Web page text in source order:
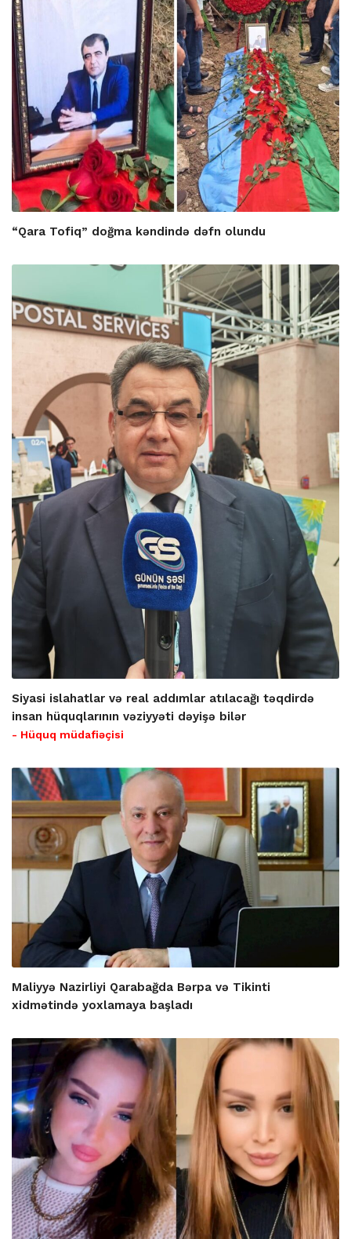
“Qara Tofiq” doğma kəndində dəfn olundu
Siyasi islahatlar və real addımlar atılacağı təqdirdə
insan hüquqlarının vəziyyəti dəyişə bilər
- Hüquq müdafiəçisi
Maliyyə Nazirliyi Qarabağda Bərpa və Tikinti
xidmətində yoxlamaya başladı